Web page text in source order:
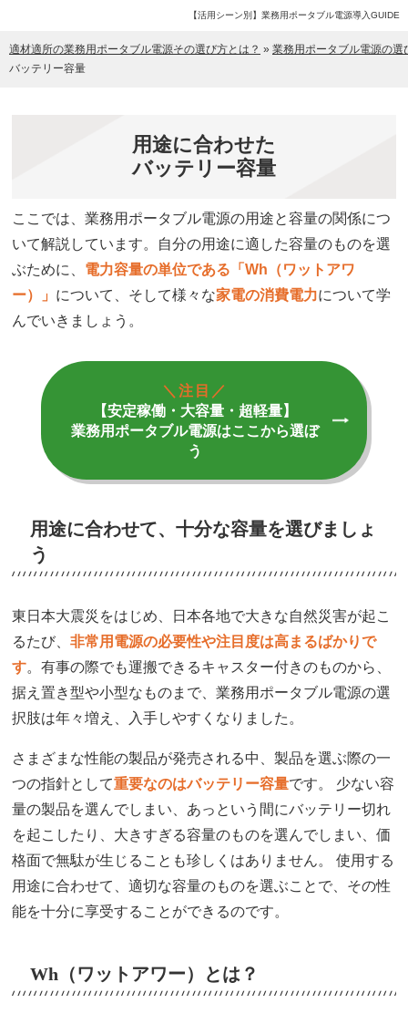
【活用シーン別】業務用ポータブル電源導入GUIDE
適材適所の業務用ポータブル電源その選び方とは？ » 業務用ポータブル電源の選
バッテリー容量
用途に合わせた
バッテリー容量
ここでは、業務用ポータブル電源の用途と容量の関係につ
いて解説しています。自分の用途に適した容量のものを選
ぶために、 電力容量の単位である「Wh（ワットアワ
ー）」 について、そして様々な家電の消費電力について学
んでいきましょう。
＼注目／
【安定稼働・大容量・超軽量】
業務用ポータブル電源はここから選ぼ
う
用途に合わせて、十分な容量を選びましょ
う
東日本大震災をはじめ、日本各地で大きな自然災害が起こ
るたび、非常用電源の必要性や注目度は高まるばかりで
す。有事の際でも運搬できるキャスター付きのものから、
据え置き型や小型なものまで、業務用ポータブル電源の選
択肢は年々増え、入手しやすくなりました。
さまざまな性能の製品が発売される中、製品を選ぶ際の一
つの指針として重要なのはバッテリー容量です。 少ない容
量の製品を選んでしまい、あっという間にバッテリー切れ
を起こしたり、大きすぎる容量のものを選んでしまい、価
格面で無駄が生じることも珍しくはありません。 使用する
用途に合わせて、適切な容量のものを選ぶことで、その性
能を十分に享受することができるのです。
Wh（ワットアワー）とは？